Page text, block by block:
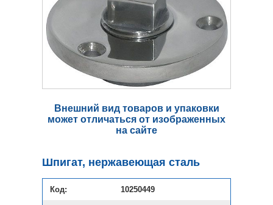
Внешний вид товаров и упаковки
может отличаться от изображенных
на сайте
Шпигат, нержавеющая сталь
Код: 10250449